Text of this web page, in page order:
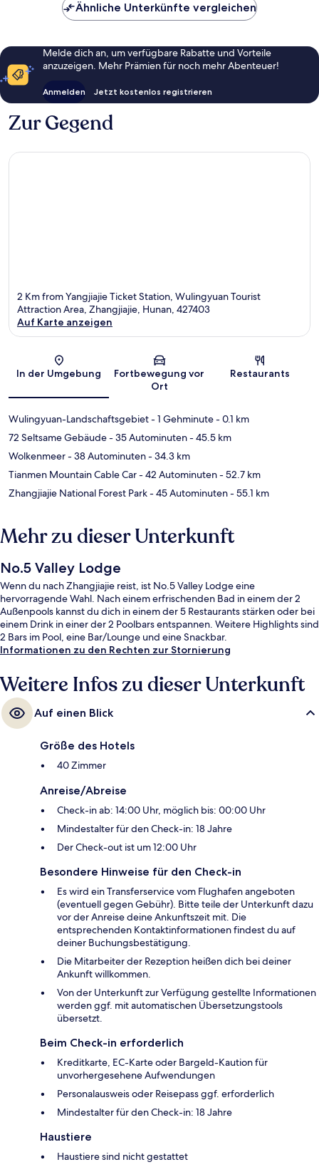
Ähnliche Unterkünfte vergleichen
Melde dich an, um verfügbare Rabatte und Vorteile
anzuzeigen. Mehr Prämien für noch mehr Abenteuer!
Anmelden Jetzt kostenlos registrieren
Zur Gegend
2 Km from Yangjiajie Ticket Station, Wulingyuan Tourist
Attraction Area, Zhangjiajie, Hunan, 427403
Auf Karte anzeigen
In der Umgebung
Fortbewegung vor
Ort
Restaurants
Wulingyuan-Landschaftsgebiet- 1 Gehminute- 0.1 km
72 Seltsame Gebäude- 35 Autominuten- 45.5 km
Wolkenmeer- 38 Autominuten- 34.3 km
Tianmen Mountain Cable Car- 42 Autominuten- 52.7 km
Zhangjiajie National Forest Park- 45 Autominuten- 55.1 km
Mehr zu dieser Unterkunft
No.5 Valley Lodge
Wenn du nach Zhangjiajie reist, ist No.5 Valley Lodge eine
hervorragende Wahl. Nach einem erfrischenden Bad in einem der 2
Außenpools kannst du dich in einem der 5 Restaurants stärken oder bei
einem Drink in einer der 2 Poolbars entspannen. Weitere Highlights sind
2 Bars im Pool, eine Bar/Lounge und eine Snackbar.
Informationen zu den Rechten zur Stornierung
Weitere Infos zu dieser Unterkunft
Auf einen Blick
Größe des Hotels
40 Zimmer
Anreise/Abreise
Check-in ab: 14:00 Uhr, möglich bis: 00:00 Uhr
Mindestalter für den Check-in: 18 Jahre
Der Check-out ist um 12:00 Uhr
Besondere Hinweise für den Check-in
Es wird ein Transferservice vom Flughafen angeboten
(eventuell gegen Gebühr). Bitte teile der Unterkunft dazu
vor der Anreise deine Ankunftszeit mit. Die
entsprechenden Kontaktinformationen findest du auf
deiner Buchungsbestätigung.
Die Mitarbeiter der Rezeption heißen dich bei deiner
Ankunft willkommen.
Von der Unterkunft zur Verfügung gestellte Informationen
werden ggf. mit automatischen Übersetzungstools
übersetzt.
Beim Check-in erforderlich
Kreditkarte, EC-Karte oder Bargeld-Kaution für
unvorhergesehene Aufwendungen
Personalausweis oder Reisepass ggf. erforderlich
Mindestalter für den Check-in: 18 Jahre
Haustiere
Haustiere sind nicht gestattet